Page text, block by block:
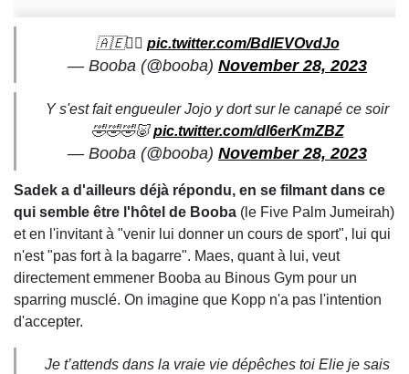
🇦🇪🏴‍☠️ pic.twitter.com/BdlEVOvdJo
— Booba (@booba) November 28, 2023
Y s'est fait engueuler Jojo y dort sur le canapé ce soir
🤣🤣🤣🐷pic.twitter.com/dl6erKmZBZ
— Booba (@booba) November 28, 2023
Sadek a d'ailleurs déjà répondu, en se filmant dans ce
qui semble être l'hôtel de Booba (le Five Palm Jumeirah)
et en l'invitant à "venir lui donner un cours de sport", lui qui
n'est "pas fort à la bagarre". Maes, quant à lui, veut
directement emmener Booba au Binous Gym pour un
sparring musclé. On imagine que Kopp n'a pas l'intention
d'accepter.
Je t’attends dans la vraie vie dépêches toi Elie je sais